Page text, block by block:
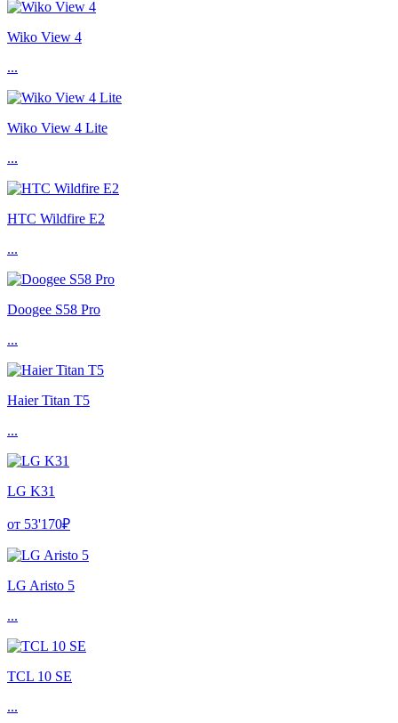
Wiko View 4
...
Wiko View 4 Lite
...
HTC Wildfire E2
...
Doogee S58 Pro
...
Haier Titan T5
...
LG K31
от 53'170₽
LG Aristo 5
...
TCL 10 SE
...